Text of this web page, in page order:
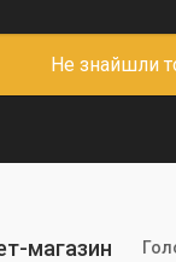
Не знайшли
магазин